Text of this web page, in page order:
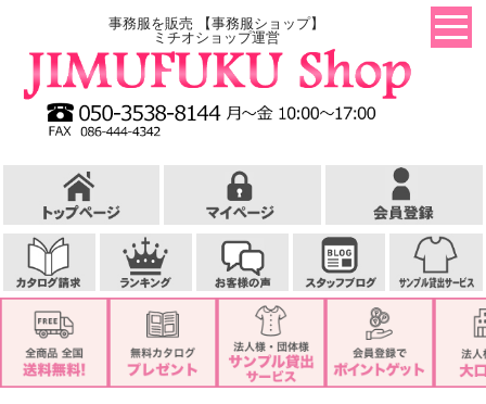
事務服を販売 【事務服ショップ】
ミチオショップ運営